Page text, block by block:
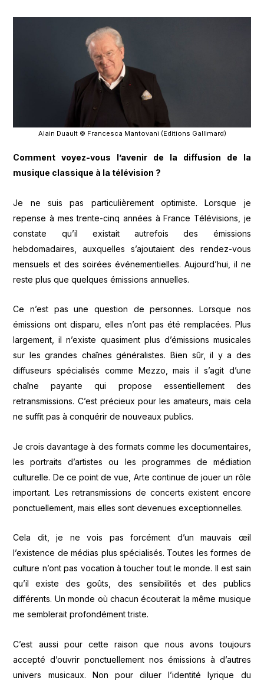
Alain Duault © Francesca Mantovani (Editions Gallimard)
Comment voyez-vous l’avenir de la diffusion de la
musique classique à la télévision ?
Je ne suis pas particulièrement optimiste. Lorsque je
repense à mes trente-cinq années à France Télévisions, je
constate qu’il existait autrefois des émissions
hebdomadaires, auxquelles s’ajoutaient des rendez-vous
mensuels et des soirées événementielles. Aujourd’hui, il ne
reste plus que quelques émissions annuelles.
Ce n’est pas une question de personnes. Lorsque nos
émissions ont disparu, elles n’ont pas été remplacées. Plus
largement, il n’existe quasiment plus d’émissions musicales
sur les grandes chaînes généralistes. Bien sûr, il y a des
diffuseurs spécialisés comme Mezzo, mais il s’agit d’une
chaîne payante qui propose essentiellement des
retransmissions. C’est précieux pour les amateurs, mais cela
ne suffit pas à conquérir de nouveaux publics.
Je crois davantage à des formats comme les documentaires,
les portraits d’artistes ou les programmes de médiation
culturelle. De ce point de vue, Arte continue de jouer un rôle
important. Les retransmissions de concerts existent encore
ponctuellement, mais elles sont devenues exceptionnelles.
Cela dit, je ne vois pas forcément d’un mauvais œil
l’existence de médias plus spécialisés. Toutes les formes de
culture n’ont pas vocation à toucher tout le monde. Il est sain
qu’il existe des goûts, des sensibilités et des publics
différents. Un monde où chacun écouterait la même musique
me semblerait profondément triste.
C’est aussi pour cette raison que nous avons toujours
accepté d’ouvrir ponctuellement nos émissions à d’autres
univers musicaux. Non pour diluer l’identité lyrique du